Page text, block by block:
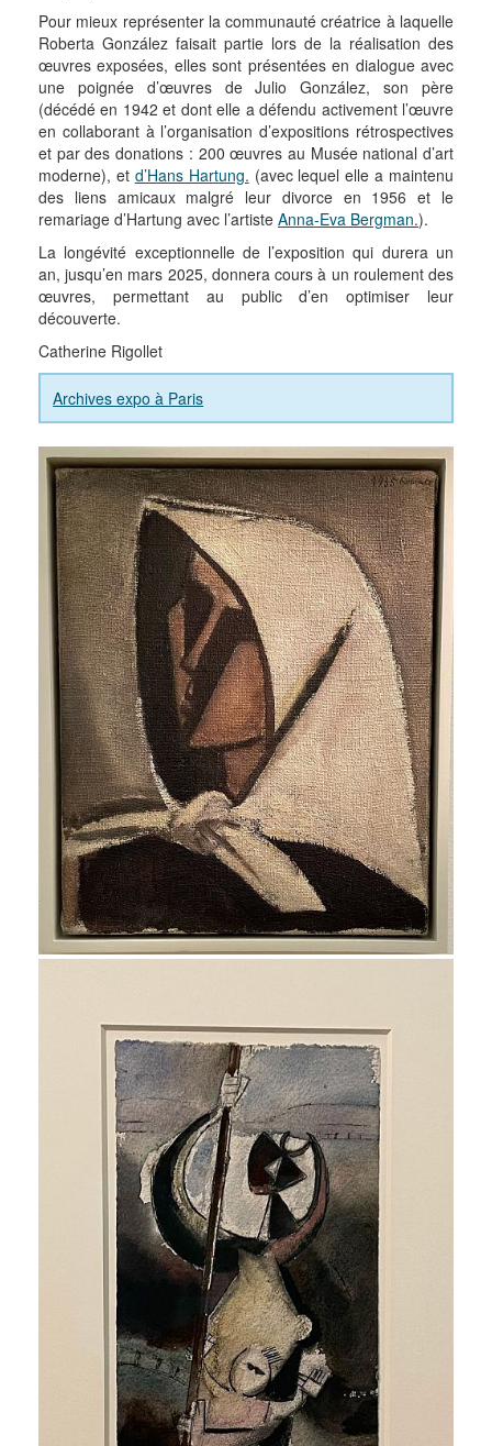
Pour mieux représenter la communauté créatrice à laquelle
Roberta González faisait partie lors de la réalisation des
œuvres exposées, elles sont présentées en dialogue avec
une poignée d’œuvres de Julio González, son père
(décédé en 1942 et dont elle a défendu activement l’œuvre
en collaborant à l’organisation d’expositions rétrospectives
et par des donations : 200 œuvres au Musée national d’art
moderne), et d’Hans Hartung. (avec lequel elle a maintenu
des liens amicaux malgré leur divorce en 1956 et le
remariage d’Hartung avec l’artiste Anna-Eva Bergman.).
La longévité exceptionnelle de l’exposition qui durera un
an, jusqu’en mars 2025, donnera cours à un roulement des
œuvres, permettant au public d’en optimiser leur
découverte.
Catherine Rigollet
Archives expo à Paris